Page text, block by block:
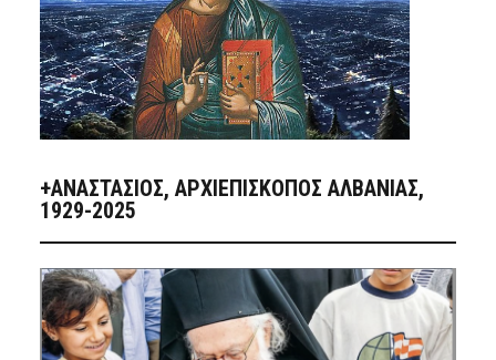
+ΑΝΑΣΤΆΣΙΟΣ, ΑΡΧΙΕΠΊΣΚΟΠΟΣ ΑΛΒΑΝΊΑΣ,
1929-2025